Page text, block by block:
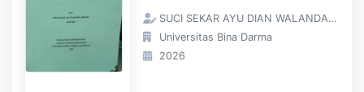
SUCI SEKAR AYU DIAN WALANDARI;
Universitas Bina Darma
2026